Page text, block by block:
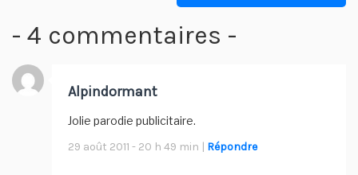
- 4 commentaires -
Alpindormant
Jolie parodie publicitaire.
29 août 2011 - 20 h 49 min | Répondre